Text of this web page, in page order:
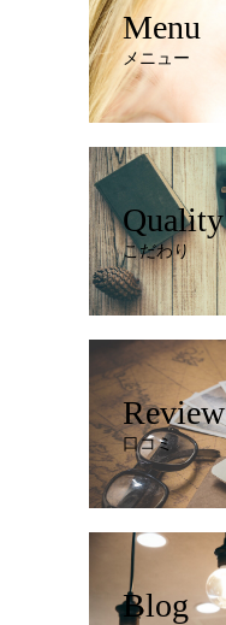
Menu
メニュー
Quality
こだわり
Review
口コミ
Blog